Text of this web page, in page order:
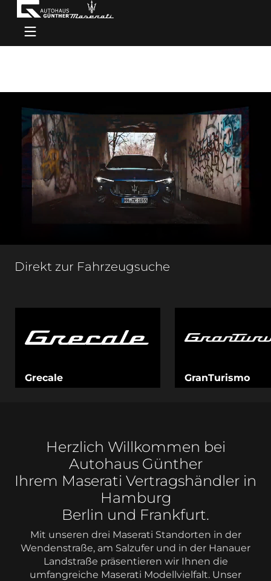
Direkt zur Fahrzeugsuche
Grecale GranTurismo
Herzlich Willkommen bei
Autohaus Günther
Ihrem Maserati Vertragshändler in
Hamburg
Berlin und Frankfurt.
Mit unseren drei Maserati Standorten in der
Wendenstraße, am Salzufer und in der Hanauer
Landstraße präsentieren wir Ihnen die
umfangreiche Maserati Modellvielfalt. Unser